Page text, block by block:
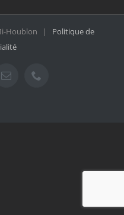
Houblon | Politique de
Email